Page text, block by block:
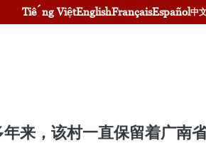
Tiếng ViệtEnglishFrançaisEspañol中
来，该村一直保留着广南